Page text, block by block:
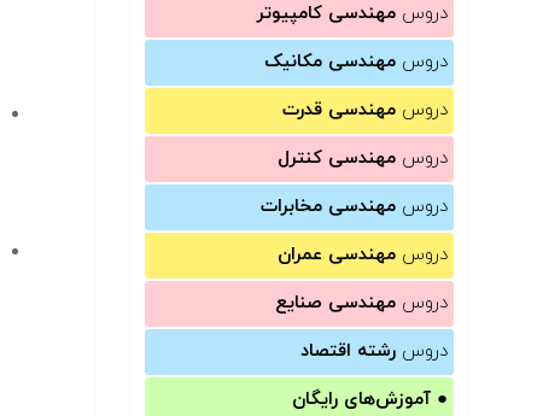
دروس مهندسی کامپیوتر
دروس مهندسی مکانیک
دروس مهندسی قدرت
دروس مهندسی کنترل
دروس مهندسی مخابرات
دروس مهندسی عمران
دروس مهندسی صنایع
دروس رشته اقتصاد
● آموزش‌های رایگان